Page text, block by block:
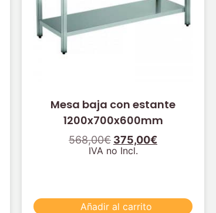
Mesa baja con estante
1200x700x600mm
568,00€ 375,00€
IVA no Incl.
Añadir al carrito